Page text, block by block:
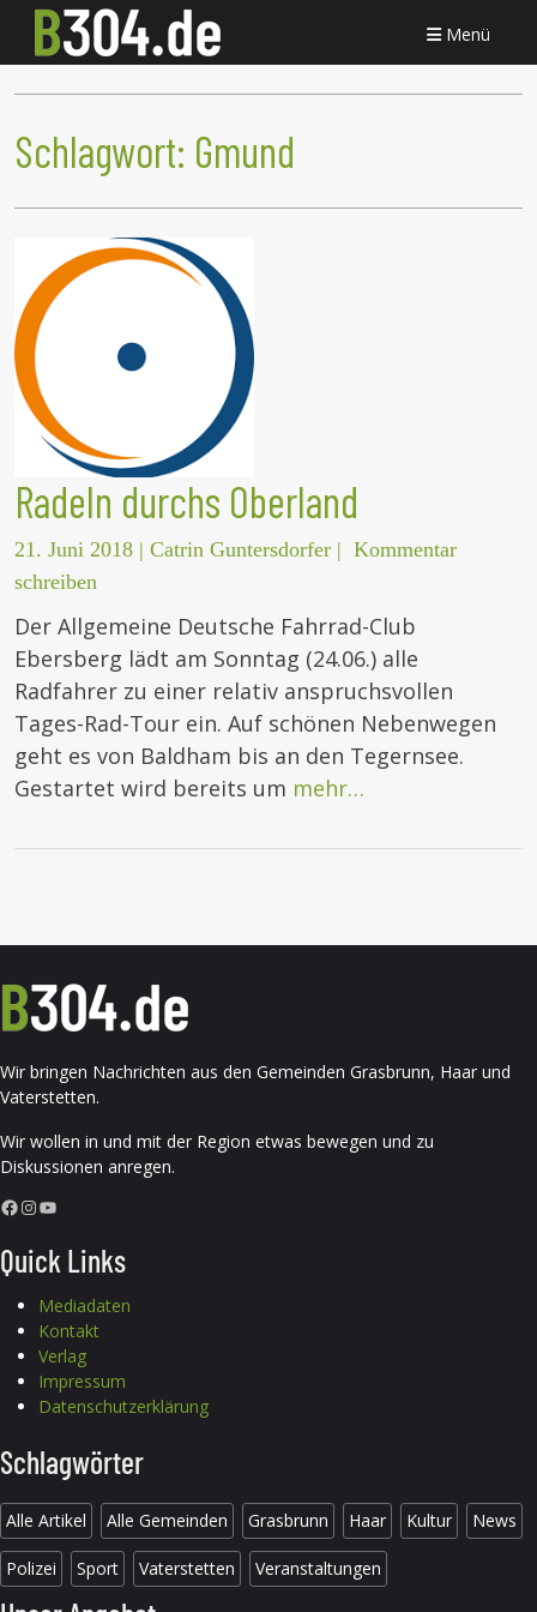
Menü
Schlagwort: Gmund
Radeln durchs Oberland
21. Juni 2018 | Catrin Guntersdorfer | Kommentar
schreiben
Der Allgemeine Deutsche Fahrrad-Club
Ebersberg lädt am Sonntag (24.06.) alle
Radfahrer zu einer relativ anspruchsvollen
Tages-Rad-Tour ein. Auf schönen Nebenwegen
geht es von Baldham bis an den Tegernsee.
Gestartet wird bereits um mehr…
Wir bringen Nachrichten aus den Gemeinden Grasbrunn, Haar und
Vaterstetten.
Wir wollen in und mit der Region etwas bewegen und zu
Diskussionen anregen.
Facebook InstagramYouTube
Quick Links
Mediadaten
Kontakt
Verlag
Impressum
Datenschutzerklärung
Schlagwörter
Alle Artikel Alle Gemeinden Grasbrunn Haar Kultur News
Polizei Sport Vaterstetten Veranstaltungen